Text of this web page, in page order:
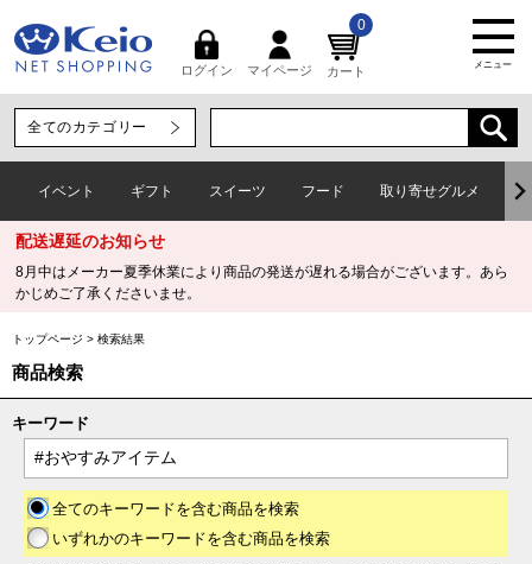
ログイン マイページ カート
0
メニュー
イベント ギフト スイーツ フード 取り寄せグルメ
配送遅延のお知らせ
8月中はメーカー夏季休業により商品の発送が遅れる場合がございます。あら
かじめご了承くださいませ。
トップページ > 検索結果
商品検索
キーワード
全てのキーワードを含む商品を検索
いずれかのキーワードを含む商品を検索